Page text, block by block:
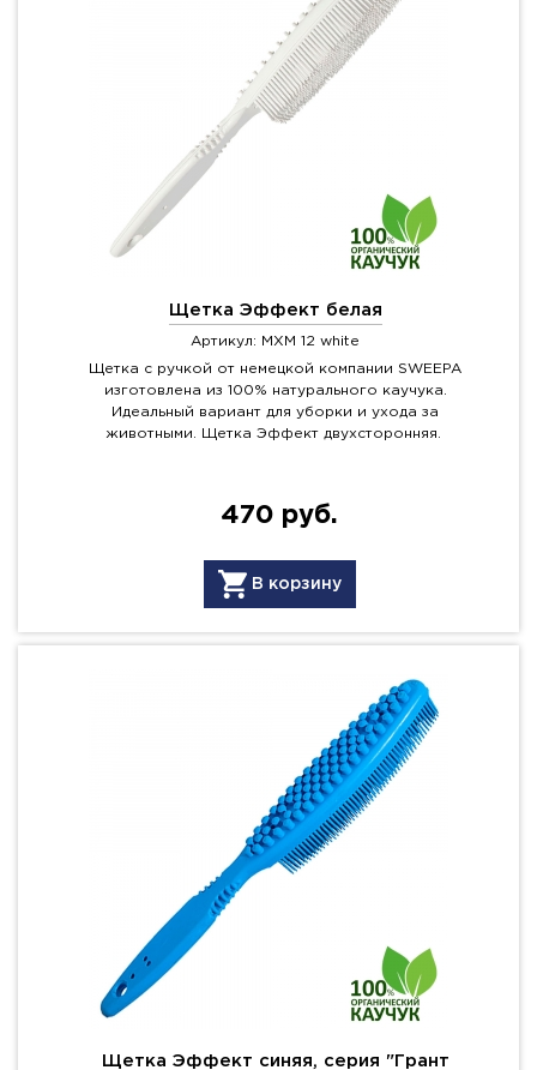
Щетка Эффект белая
Артикул: MXM 12 white
Щетка с ручкой от немецкой компании SWEEPA
изготовлена из 100% натурального каучука.
Идеальный вариант для уборки и ухода за
животными. Щетка Эффект двухсторонняя.
470 руб.
В корзину
Щетка Эффект синяя, серия "Грант